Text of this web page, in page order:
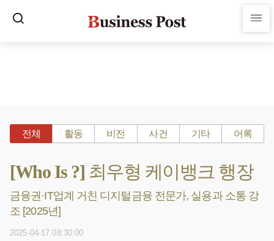
전체 활동 비전 사건 기타 어록
[Who Is ?] 최우형 케이뱅크 행장
금융권·IT업계 거친 디지털금융 전문가, 실용과 소통 강
조 [2025년]
2025-04-17 08:30:00